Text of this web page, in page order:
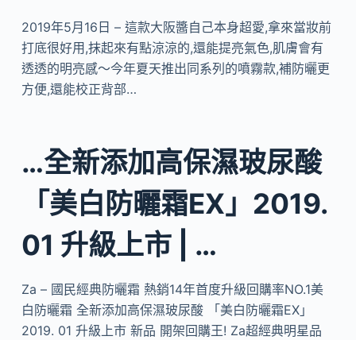
2019年5月16日 – 這款大阪醬自己本身超愛,拿來當妝前
打底很好用,抹起來有點涼涼的,還能提亮氣色,肌膚會有
透透的明亮感～今年夏天推出同系列的噴霧款,補防曬更
方便,還能校正背部…
…全新添加高保濕玻尿酸
「美白防曬霜EX」2019.
01 升級上市 | …
Za – 國民經典防曬霜 熱銷14年首度升級回購率NO.1美
白防曬霜 全新添加高保濕玻尿酸 「美白防曬霜EX」
2019. 01 升級上市 新品 開架回購王! Za超經典明星品